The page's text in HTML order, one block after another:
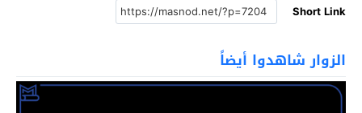
Short Link
الزوار شاهدوا أيضاً